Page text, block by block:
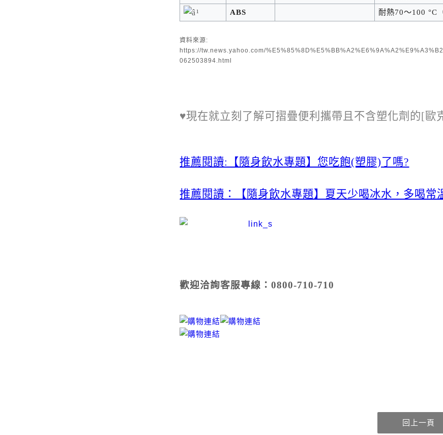
ABS
耐熱70～100 °C
資料來源:
https://tw.news.yahoo.com/
062503894.html
♥現在就立刻了解可摺疊便利攜帶且不含塑化劑的[歐
推薦閱讀:【隨身飲水專題】您吃飽(塑膠)了嗎?
推薦閱讀：【隨身飲水專題】夏天少喝冰水，多喝常
歡迎洽詢客服專線：0800-710-710